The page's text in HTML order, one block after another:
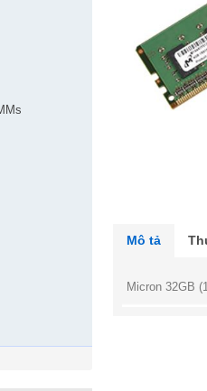
Mô tả
Micron 32GB